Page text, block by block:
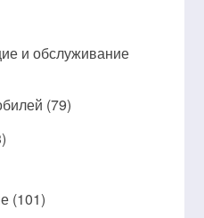
и обслуживание
(79)
(101)